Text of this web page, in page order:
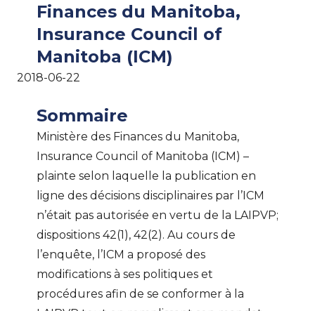
Finances du Manitoba,
Insurance Council of
Manitoba (ICM)
2018-06-22
Sommaire
Ministère des Finances du Manitoba,
Insurance Council of Manitoba (ICM) –
plainte selon laquelle la publication en
ligne des décisions disciplinaires par l’ICM
n’était pas autorisée en vertu de la LAIPVP;
dispositions 42(1), 42(2). Au cours de
l’enquête, l’ICM a proposé des
modifications à ses politiques et
procédures afin de se conformer à la